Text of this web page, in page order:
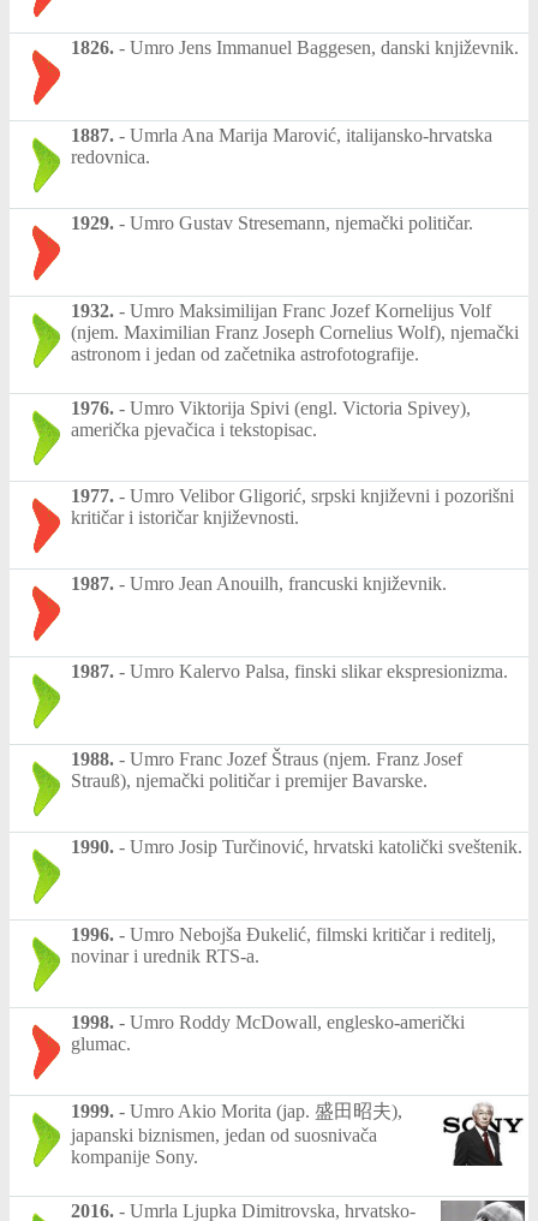
1826. - Umro Jens Immanuel Baggesen, danski književnik.
1887. - Umrla Ana Marija Marović, italijansko-hrvatska
redovnica.
1929. - Umro Gustav Stresemann, njemački političar.
1932. - Umro Maksimilijan Franc Jozef Kornelijus Volf
(njem. Maximilian Franz Joseph Cornelius Wolf), njemački
astronom i jedan od začetnika astrofotografije.
1976. - Umro Viktorija Spivi (engl. Victoria Spivey),
američka pjevačica i tekstopisac.
1977. - Umro Velibor Gligorić, srpski književni i pozorišni
kritičar i istoričar književnosti.
1987. - Umro Jean Anouilh, francuski književnik.
1987. - Umro Kalervo Palsa, finski slikar ekspresionizma.
1988. - Umro Franc Jozef Štraus (njem. Franz Josef
Strauß), njemački političar i premijer Bavarske.
1990. - Umro Josip Turčinović, hrvatski katolički sveštenik.
1996. - Umro Nebojša Đukelić, filmski kritičar i reditelj,
novinar i urednik RTS-a.
1998. - Umro Roddy McDowall, englesko-američki
glumac.
1999. - Umro Akio Morita (jap. 盛田昭夫),
japanski biznismen, jedan od suosnivača
kompanije Sony.
2016. - Umrla Ljupka Dimitrovska, hrvatsko-